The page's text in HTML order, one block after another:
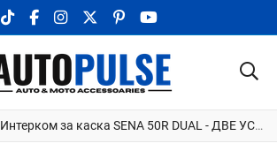
TIKTOK SOCIAL LINK
FACEBOOK SOCIAL LINK
INSTAGRAM SOCIAL LINK
X.COM SOCIAL LINK
PINTEREST SOCIAL LINK
YOUTUBE SOCIAL
Интерком за каска SENA 50R DUAL - ДВЕ УСТРОЙСТВА